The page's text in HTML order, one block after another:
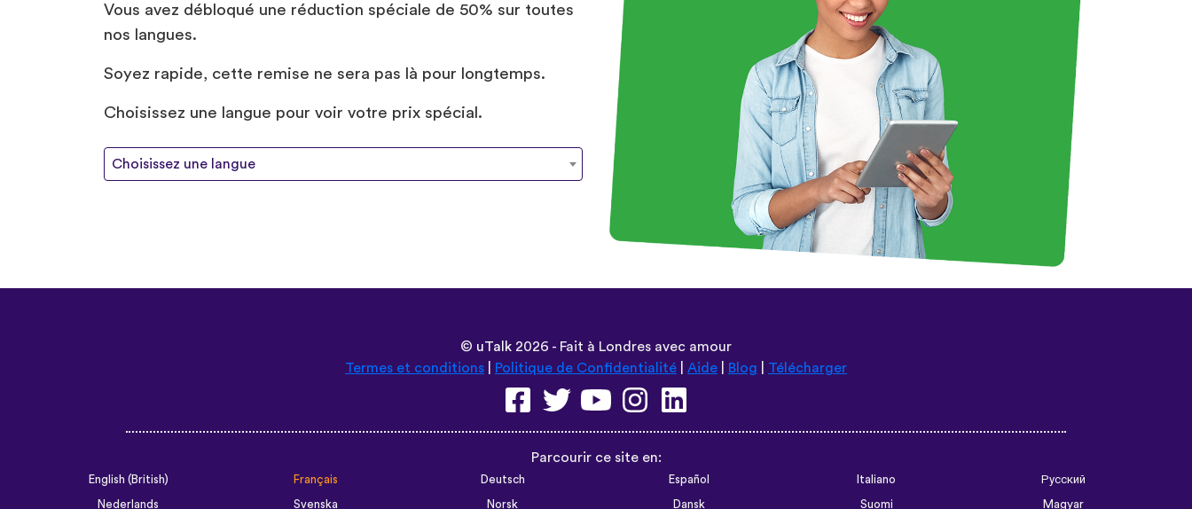
Vous avez débloqué une réduction spéciale de 50% sur toutes
nos langues.️
Soyez rapide, cette remise ne sera pas là pour longtemps.
Choisissez une langue pour voir votre prix spécial.
Choisissez une langue
© uTalk 2026 - Fait à Londres avec amour
Termes et conditions
Politique de Confidentialité Aide Blog Télécharger
Parcourir ce site en:
English (British) Français Deutsch Español Italiano
Русский
Nederlands
Svenska Norsk Dansk Suomi Magyar